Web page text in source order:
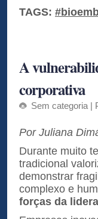
TAGS:
A
corporativa
Sem categoria |
Por Juliana
Durante muito
tradicional
demonstrar
complexo e
forças da